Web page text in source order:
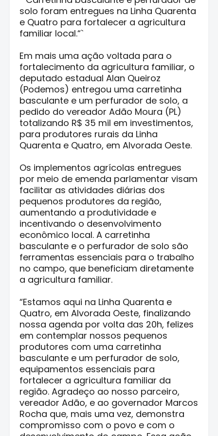
solo foram entregues na Linha Quarenta
e Quatro para fortalecer a agricultura
familiar local.“`
Em mais uma ação voltada para o
fortalecimento da agricultura familiar, o
deputado estadual Alan Queiroz
(Podemos) entregou uma carretinha
basculante e um perfurador de solo, a
pedido do vereador Adão Moura (PL)
totalizando R$ 35 mil em investimentos,
para produtores rurais da Linha
Quarenta e Quatro, em Alvorada Oeste.
Os implementos agrícolas entregues
por meio de emenda parlamentar visam
facilitar as atividades diárias dos
pequenos produtores da região,
aumentando a produtividade e
incentivando o desenvolvimento
econômico local. A carretinha
basculante e o perfurador de solo são
ferramentas essenciais para o trabalho
no campo, que beneficiam diretamente
a agricultura familiar.
“Estamos aqui na Linha Quarenta e
Quatro, em Alvorada Oeste, finalizando
nossa agenda por volta das 20h, felizes
em contemplar nossos pequenos
produtores com uma carretinha
basculante e um perfurador de solo,
equipamentos essenciais para
fortalecer a agricultura familiar da
região. Agradeço ao nosso parceiro,
vereador Adão, e ao governador Marcos
Rocha que, mais uma vez, demonstra
compromisso com o povo e com o